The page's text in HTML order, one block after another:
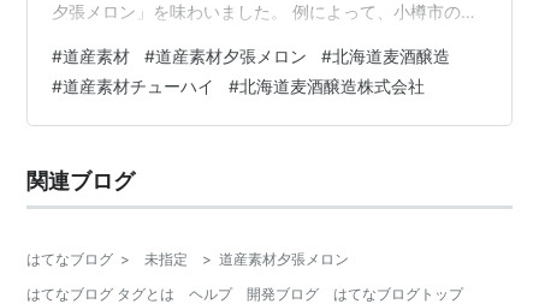
夕張メロン」を味わいました。 例によって、小樽市の北
すが、「夕張メロン」はやはりブランド力があります
ね。 「夕張メロンピュアゼリー」も、お土産としては定
番です。 スポンサーリンク 夕張メロン ピュアゼリー
化粧箱無し） キャンプ ハロウィン 秋の味覚 行楽 価
格:2,080円(…
#道産素材 #道産素材夕張メロン #北海道麦酒醸造
#道産素材チューハイ #北海道麦酒醸造株式会社
関連ブログ
はてなブログ > 未指定 > 道産素材夕張メロン
はてなブログ タグとは
ヘルプ 開発ブログ はてなブログトップ